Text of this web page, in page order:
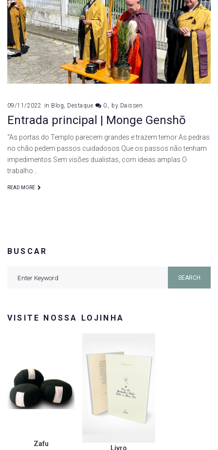
de
novembro
de
2022
09/11/2022 in Blog, Destaque 0 by Daissen
Entrada principal | Monge Genshō
“As portas do Templo parecem grandes e trazem temor As pedras
no chão pedem passos cuidadosos Que os passos não tenham
impedimentos Sem visões dualistas, com ideias amplas O
trabalho…
READ MORE
BUSCAR
SEARCH
VISITE NOSSA LOJINHA
Zafu
Livro